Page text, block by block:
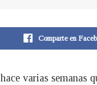
Comparte en
hace varias semanas